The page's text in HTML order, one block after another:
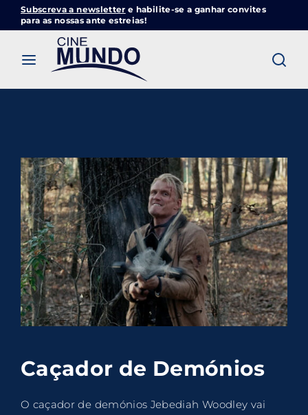
Subscreva a newsletter e habilite-se a ganhar convites
para as nossas ante estreias!
Caçador de Demónios
O caçador de demónios Jebediah Woodley vai
Cinemundo – Onde O Cinema Acontece
Login
Password
SIGN IN
Remember Me
Lost Your Password?
By signing in, you agree to
our terms and
conditionsand ourprivacy policy.